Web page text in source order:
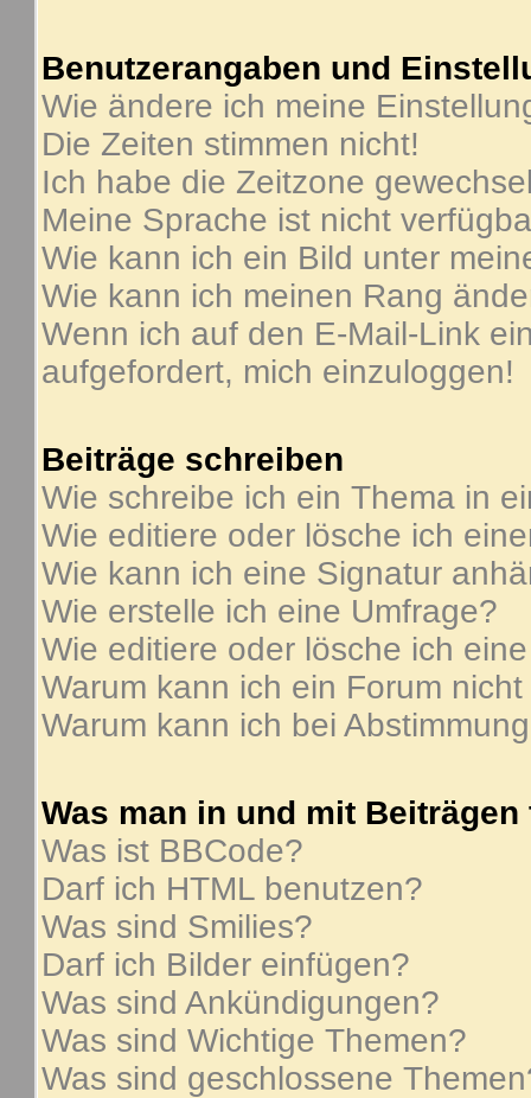
Benutzerangaben und
Wie ändere ich meine
Die Zeiten stimmen nicht!
Ich habe die Zeitzone
Meine Sprache ist nicht
Wie kann ich ein Bild unter
Wie kann ich meinen Rang
Wenn ich auf den E-Mail-Link
aufgefordert, mich einzuloggen!
Beiträge schreiben
Wie schreibe ich ein Thema in
Wie editiere oder lösche ich
Wie kann ich eine Signatur
Wie erstelle ich eine Umfrage?
Wie editiere oder lösche ich
Warum kann ich ein Forum
Warum kann ich bei
Was man in und mit Beiträgen
Was ist BBCode?
Darf ich HTML benutzen?
Was sind Smilies?
Darf ich Bilder einfügen?
Was sind Ankündigungen?
Was sind Wichtige Themen?
Was sind geschlossene